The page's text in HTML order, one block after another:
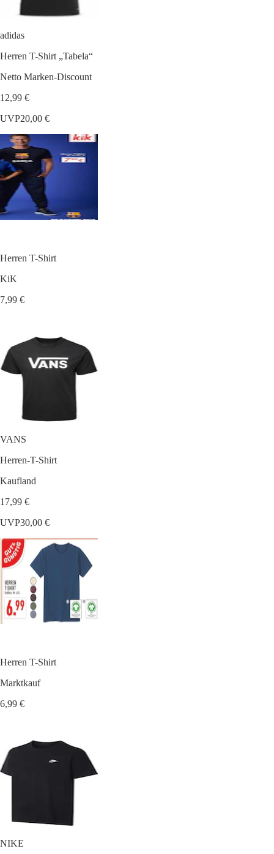
adidas
Herren T-Shirt „Tabela“
Netto Marken-Discount
12,99 €
UVP20,00 €
Herren T-Shirt
KiK
7,99 €
VANS
Herren-T-Shirt
Kaufland
17,99 €
UVP30,00 €
Herren T-Shirt
Marktkauf
6,99 €
NIKE